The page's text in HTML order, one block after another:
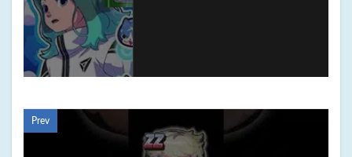
Prev